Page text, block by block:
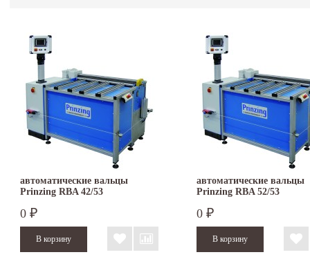
обрабатываемого листа до 4,5мм, при рабочей длине 1030мм. В стандартной
могут иметь шлифованную или полированную поверхность, повышенную
гибочный паз, а нижний и задний закладные канавки для проволоки. Двигатель
привод на 3 вала. Дополнительно вальцы могут быть оснащены боковым упором
подгибающим приспособлением с четвёртым передним валом, электроприводом
автоматические вальцы
Prinzing RBA 42/53
0 ₽
автоматические вальцы
Prinzing RBA 52/53
0 ₽